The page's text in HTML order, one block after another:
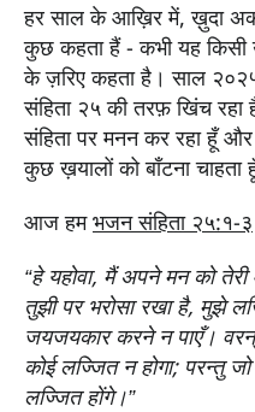
हर साल के आख़िर में, ख़ुदा
कुछ कहता हैं - कभी यह
के ज़रिए कहता है। साल
संहिता २५ की तरफ़ खिंच
संहिता पर मनन कर रहा हूँ
कुछ ख़यालों को बाँटना चाहता
आज हमभजन संहिता २५:१-३
“हे यहोवा, मैं अपने मन को
तुझी पर भरोसा रखा है, मुझे
जयजयकार करने न पाएँ।
कोई लज्जित न होगा; परन्तु
लज्जित होंगे।”